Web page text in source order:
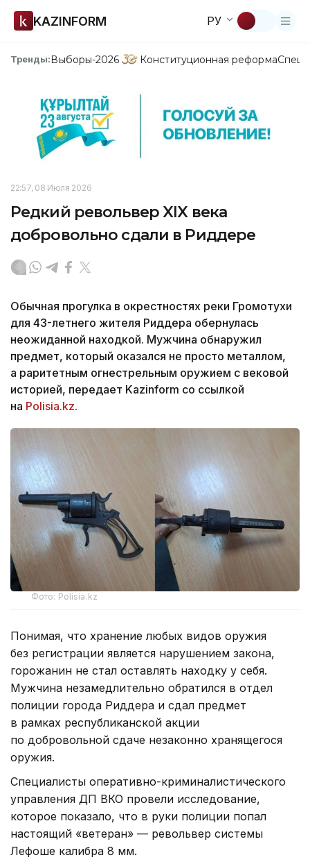
KAZINFORM РУ
Тренды:Выборы-2026 Конституционная реформа
22:57, 08 Июля 2026
Редкий револьвер XIX века
добровольно сдали в Риддере
Обычная прогулка в окрестностях реки Громотухи
для 43-летнего жителя Риддера обернулась
неожиданной находкой. Мужчина обнаружил
предмет, который оказался не просто металлом,
а раритетным огнестрельным оружием с вековой
историей, передает Kazinform со ссылкой
на Polisia.kz.
Фото: Polisia.kz
Понимая, что хранение любых видов оружия
без регистрации является нарушением закона,
горожанин не стал оставлять находку у себя.
Мужчина незамедлительно обратился в отдел
полиции города Риддера и сдал предмет
в рамках республиканской акции
по добровольной сдаче незаконно хранящегося
оружия.
Специалисты оперативно-криминалистического
управления ДП ВКО провели исследование,
которое показало, что в руки полиции попал
настоящий «ветеран» — револьвер системы
Лефоше калибра 8 мм.